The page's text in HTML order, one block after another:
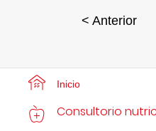
< Anterior
Inicio
Consultorio